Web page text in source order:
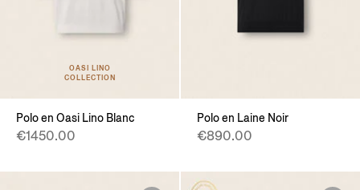
OASI LINO
COLLECTION
Polo en Oasi Lino Blanc
€1450.00
Polo en Laine Noir
€890.00